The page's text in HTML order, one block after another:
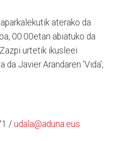
aterako da
00:00etan abiatuko da
urtetik ikusleei
da Javier Arandaren 'Vida',
/ udala@aduna.eus